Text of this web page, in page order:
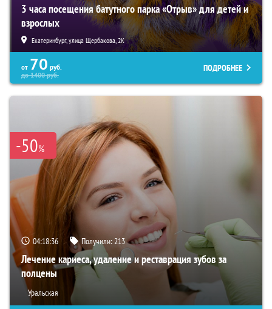
3 часа посещения батутного парка «Отрыв» для детей и
взрослых
Екатеринбург, улица Щербакова, 2К
от 70 руб.
до1400руб.
ПОДРОБНЕЕ
-50%
04:18:35 Получили:213
Лечение кариеса, удаление и реставрация зубов за
полцены
Уральская